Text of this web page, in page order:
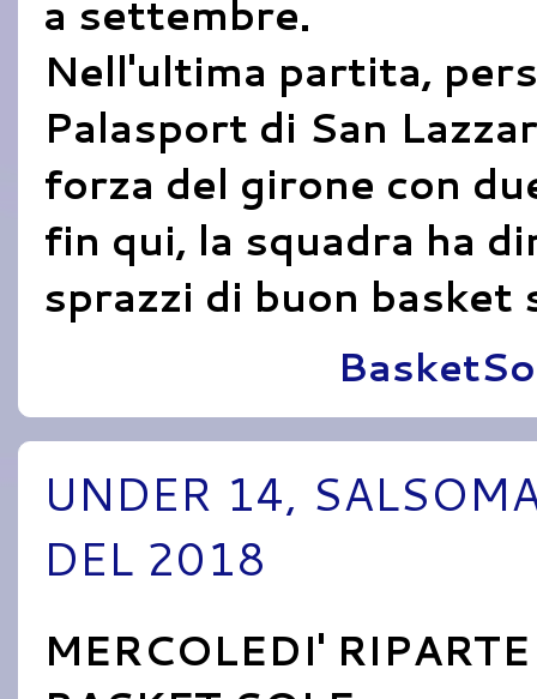
a settembre.
Nell'ultima partita,
Palasport di San
forza del girone con
fin qui, la squadra ha
sprazzi di buon basket
UNDER 14,
DEL 2018
MERCOLEDI'